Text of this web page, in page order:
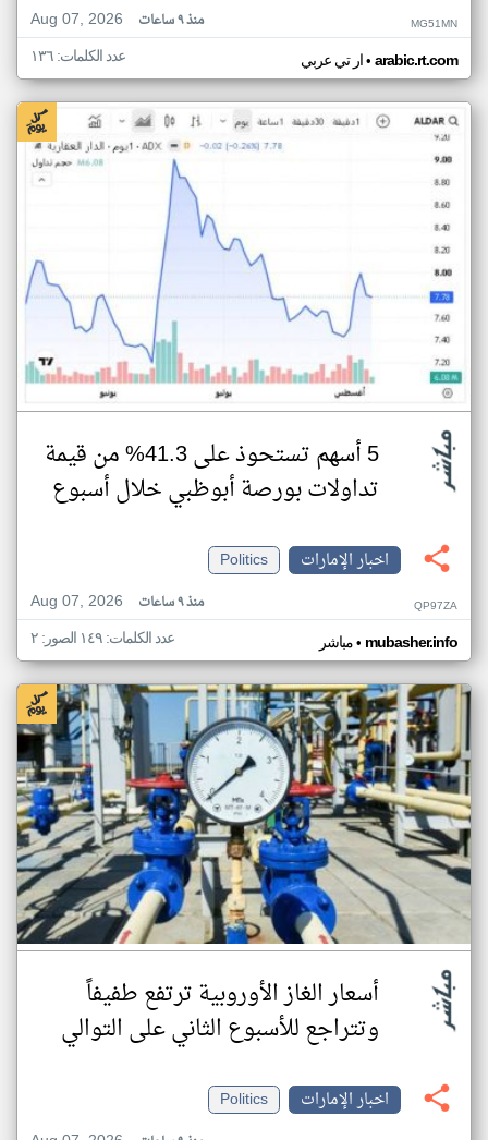
Aug 07, 2026
منذ ٩ ساعات MG51MN
ار تي عربي• arabic.rt.com عدد الكلمات: ١٣٦
5 أسهم تستحوذ على 41.3% من قيمة
تداولات بورصة أبوظبي خلال أسبوع
اخبار الإمارات
Politics
Aug 07, 2026
منذ ٩ ساعات QP97ZA
مباشر• mubasher.info عدد الكلمات: ١٤٩ الصور: ٢
أسعار الغاز الأوروبية ترتفع طفيفاً
وتتراجع للأسبوع الثاني على التوالي
اخبار الإمارات
Politics